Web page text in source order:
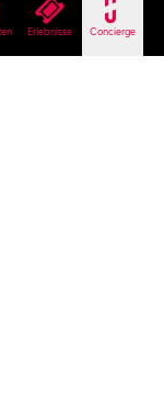
Erlebnisse Concierge